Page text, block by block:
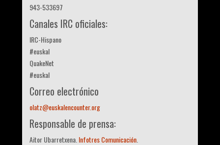
943-533697
Canales IRC oficiales:
IRC-Hispano
#euskal
QuakeNet
#euskal
Correo electrónico
olatz@euskalencounter.org
Responsable de prensa:
Aitor Ubarretxena. Infotres Comunicación.